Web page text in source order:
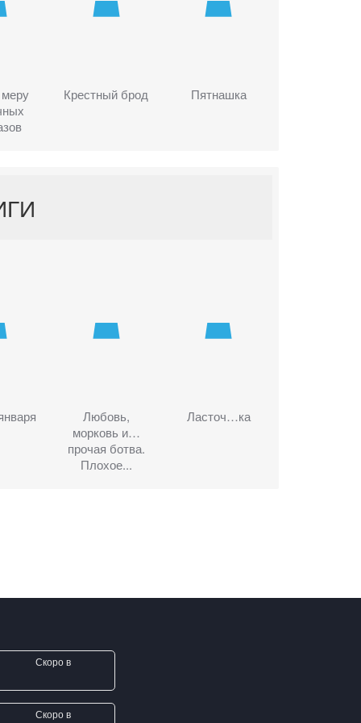
Крестный брод Пятнашка
Любовь,
морковь и…
прочая ботва.
Плохое...
Ласточ…ка
Скоро в
Скоро в